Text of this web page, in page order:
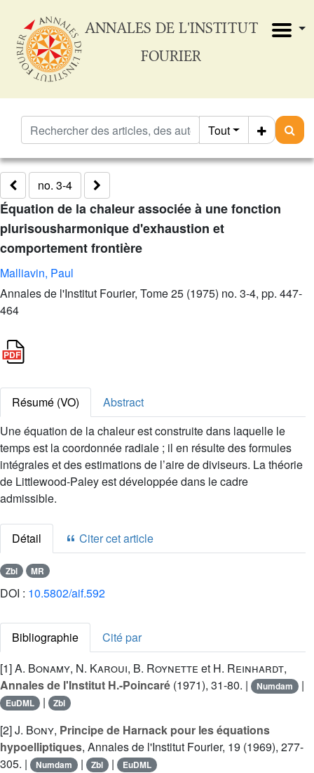
ANNALES DE L'INSTITUT
FOURIER
Tout
no. 3-4
Équation de la chaleur associée à une fonction
plurisousharmonique d'exhaustion et
comportement frontière
Malliavin, Paul
Annales de l'Institut Fourier, Tome 25 (1975) no. 3-4, pp. 447-
464
Résumé (VO)
Abstract
Une équation de la chaleur est construite dans laquelle le
temps est la coordonnée radiale ; il en résulte des formules
intégrales et des estimations de l’aire de diviseurs. La théorie
de Littlewood-Paley est développée dans le cadre
admissible.
Détail Citer cet article
Zbl MR
DOI : 10.5802/aif.592
Bibliographie
Cité par
[1]A. Bonamy, N. Karoui, B. Roynette et H. Reinhardt,
Annales de l'Institut H.-Poincaré (1971), 31-80. | Numdam |
EuDML | Zbl
[2]J. Bony, Principe de Harnack pour les équations
hypoelliptiques, Annales de l'Institut Fourier, 19 (1969), 277-
305. |
Numdam | Zbl | EuDML